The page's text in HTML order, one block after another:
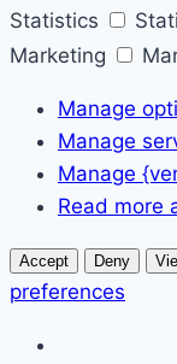
Statistics
Marketing
Manage
Manage
Manage
Read more
Accept Deny
preferences